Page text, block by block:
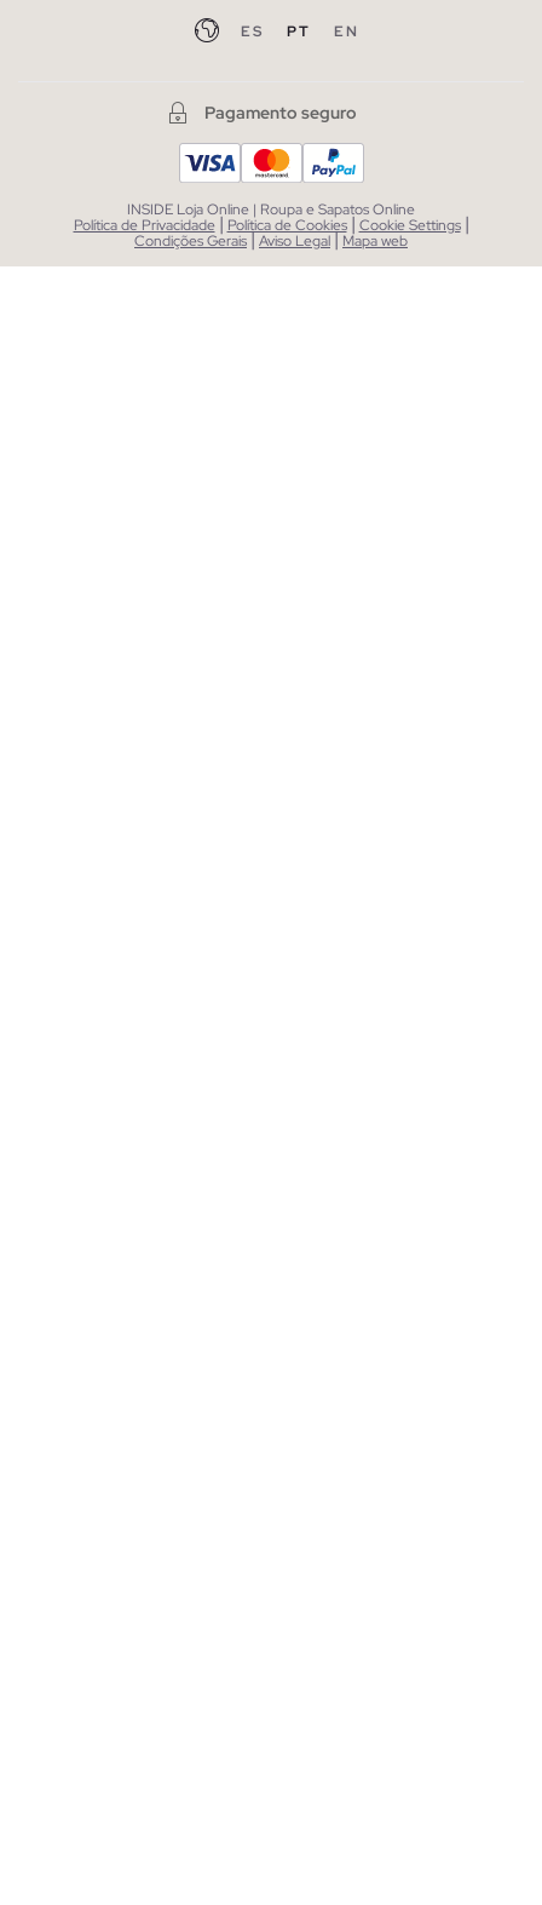
ES PT EN
Pagamento seguro
INSIDE Loja Online | Roupa e Sapatos Online
Política de Privacidade | Política de Cookies | Cookie Settings |
Condições Gerais|Aviso Legal| Mapa web